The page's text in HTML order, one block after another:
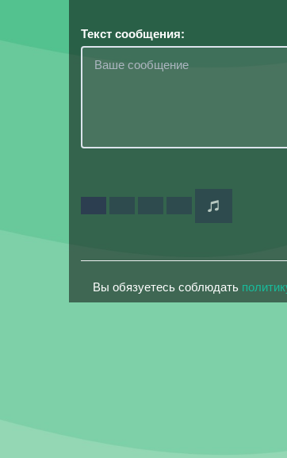
Текст сообщения:
Вы обязуетесь соблюдать